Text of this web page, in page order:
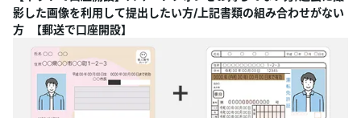
影した画像を利用して提出したい方/上記書類の組み合わせがない
方 【郵送で口座開設】